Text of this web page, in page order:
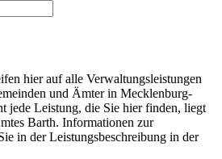
hier auf alle Verwaltungsleistungen
und Ämter in Mecklenburg-
jede Leistung, die Sie hier finden, liegt
Barth. Informationen zur
in der Leistungsbeschreibung in der